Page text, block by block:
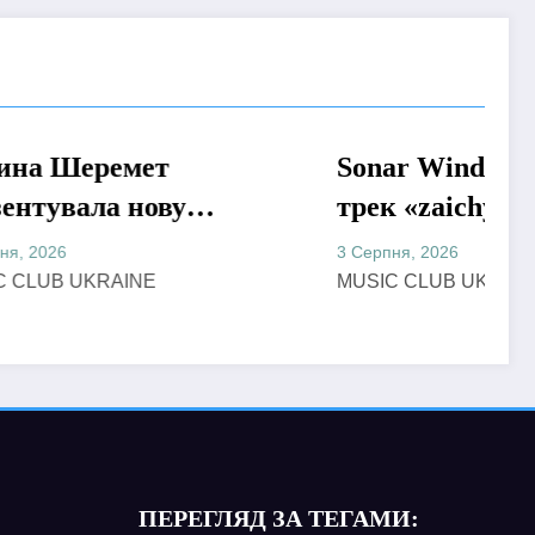
Sonar Wind презентував
трек «zaichyk» –
емоційну історію про
депресію, втому та
MUSIC CLUB UKRAINE